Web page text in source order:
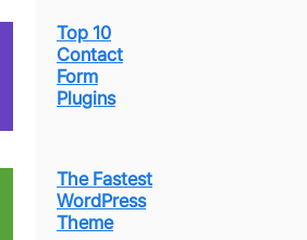
Top 10
Contact
Form
Plugins
The Fastest
WordPress
Theme